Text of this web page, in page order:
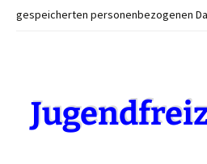
gespeicherten personenbezogenen